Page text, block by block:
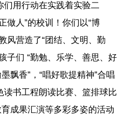
们用行动在实践着实验二
做人”的校训！你们以“博
风营造了“团结、文明、勤
子们 “勤勉、乐学、善思、好
飘香”，“唱好歌提精神”合唱
读书工程朗读比赛、篮排球比
成果汇演等多彩多姿的活动